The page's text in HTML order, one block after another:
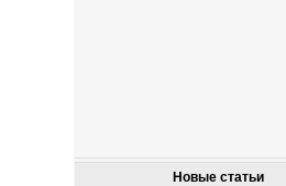
Новые статьи